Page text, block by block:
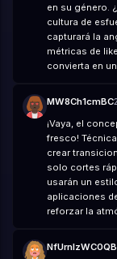
en su género.
cultura de
capturará la
métricas de
convierta en
MW8Ch1cmBC
¡Vaya, el
fresco!
crear
solo cortes
usarán un
aplicaciones
reforzar la